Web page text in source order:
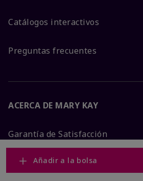
Añadir a la bolsa
Catálogos interactivos
Preguntas frecuentes
ACERCA DE MARY KAY
Garantía de Satisfacción
Sobre Mary Kay